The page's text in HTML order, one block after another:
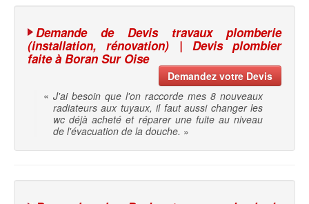
Demande de Devis travaux plomberie
(installation, rénovation) | Devis plombier
faite à Boran Sur Oise
Demandez votre Devis
« J'ai besoin que l'on raccorde mes 8 nouveaux
radiateurs aux tuyaux, il faut aussi changer les
wc déjà acheté et réparer une fuite au niveau
de l'évacuation de la douche. »